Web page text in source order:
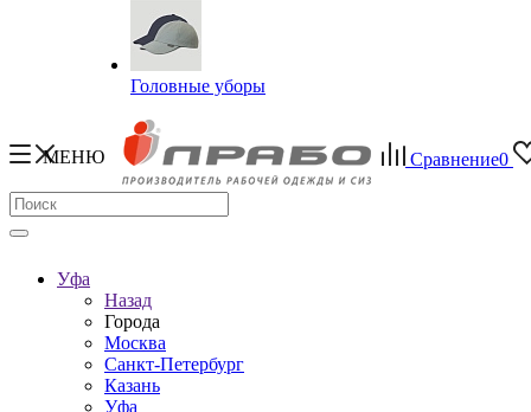
Головные уборы
МЕНЮ Сравнение0
Уфа
Назад
Города
Москва
Санкт-Петербург
Казань
Уфа